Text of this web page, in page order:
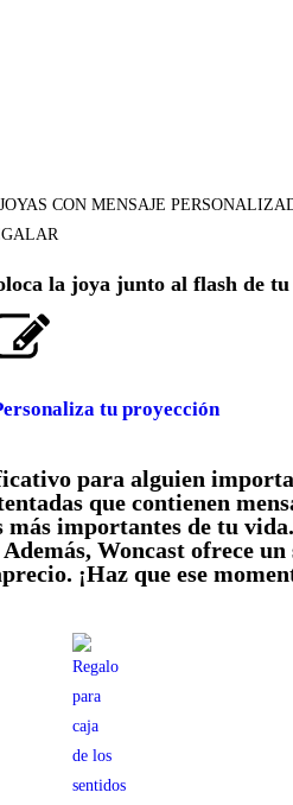
la joya junto al flash de tu
tu proyección
para alguien
que contienen
importantes de tu
Woncast ofrece
¡Haz que ese